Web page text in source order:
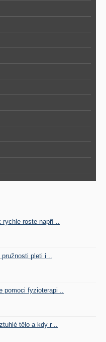
rychle roste napří ..
pleti i ..
pomoci fyzioterapi ..
tělo a kdy r ..